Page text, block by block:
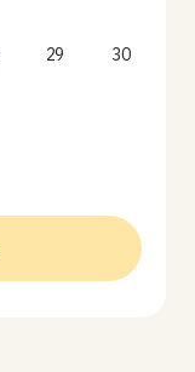
29 30